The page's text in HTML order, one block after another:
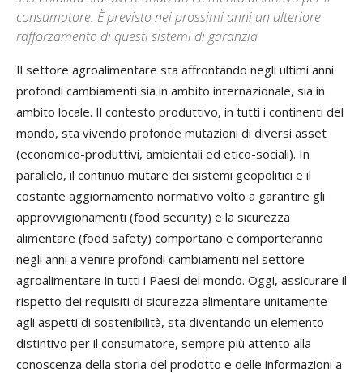
consumatore. È previsto nei prossimi anni un ulteriore
rafforzamento di questi sistemi di garanzia
Il settore agroalimentare sta affrontando negli ultimi anni
profondi cambiamenti sia in ambito internazionale, sia in
ambito locale. Il contesto produttivo, in tutti i continenti del
mondo, sta vivendo profonde mutazioni di diversi asset
(economico-produttivi, ambientali ed etico-sociali). In
parallelo, il continuo mutare dei sistemi geopolitici e il
costante aggiornamento normativo volto a garantire gli
approvvigionamenti (food security) e la sicurezza
alimentare (food safety) comportano e comporteranno
negli anni a venire profondi cambiamenti nel settore
agroalimentare in tutti i Paesi del mondo. Oggi, assicurare il
rispetto dei requisiti di sicurezza alimentare unitamente
agli aspetti di sostenibilità, sta diventando un elemento
distintivo per il consumatore, sempre più attento alla
conoscenza della storia del prodotto e delle informazioni a